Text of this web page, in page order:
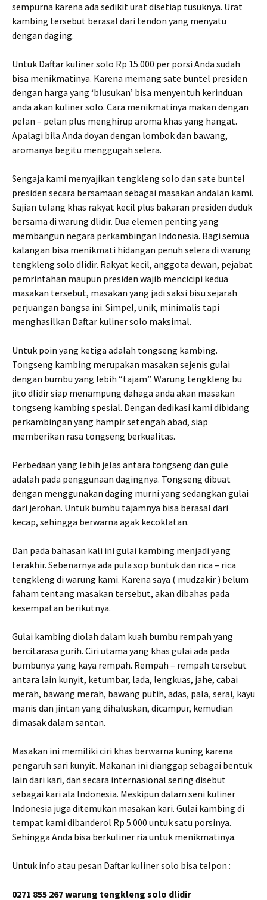
sempurna karena ada sedikit urat disetiap tusuknya. Urat
kambing tersebut berasal dari tendon yang menyatu
dengan daging.
Untuk Daftar kuliner solo Rp 15.000 per porsi Anda sudah
bisa menikmatinya. Karena memang sate buntel presiden
dengan harga yang ‘blusukan’ bisa menyentuh kerinduan
anda akan kuliner solo. Cara menikmatinya makan dengan
pelan – pelan plus menghirup aroma khas yang hangat.
Apalagi bila Anda doyan dengan lombok dan bawang,
aromanya begitu menggugah selera.
Sengaja kami menyajikan tengkleng solo dan sate buntel
presiden secara bersamaan sebagai masakan andalan kami.
Sajian tulang khas rakyat kecil plus bakaran presiden duduk
bersama di warung dlidir. Dua elemen penting yang
membangun negara perkambingan Indonesia. Bagi semua
kalangan bisa menikmati hidangan penuh selera di warung
tengkleng solo dlidir. Rakyat kecil, anggota dewan, pejabat
pemrintahan maupun presiden wajib mencicipi kedua
masakan tersebut, masakan yang jadi saksi bisu sejarah
perjuangan bangsa ini. Simpel, unik, minimalis tapi
menghasilkan Daftar kuliner solo maksimal.
Untuk poin yang ketiga adalah tongseng kambing.
Tongseng kambing merupakan masakan sejenis gulai
dengan bumbu yang lebih “tajam”. Warung tengkleng bu
jito dlidir siap menampung dahaga anda akan masakan
tongseng kambing spesial. Dengan dedikasi kami dibidang
perkambingan yang hampir setengah abad, siap
memberikan rasa tongseng berkualitas.
Perbedaan yang lebih jelas antara tongseng dan gule
adalah pada penggunaan dagingnya. Tongseng dibuat
dengan menggunakan daging murni yang sedangkan gulai
dari jerohan. Untuk bumbu tajamnya bisa berasal dari
kecap, sehingga berwarna agak kecoklatan.
Dan pada bahasan kali ini gulai kambing menjadi yang
terakhir. Sebenarnya ada pula sop buntuk dan rica – rica
tengkleng di warung kami. Karena saya ( mudzakir ) belum
faham tentang masakan tersebut, akan dibahas pada
kesempatan berikutnya.
Gulai kambing diolah dalam kuah bumbu rempah yang
bercitarasa gurih. Ciri utama yang khas gulai ada pada
bumbunya yang kaya rempah. Rempah – rempah tersebut
antara lain kunyit, ketumbar, lada, lengkuas, jahe, cabai
merah, bawang merah, bawang putih, adas, pala, serai, kayu
manis dan jintan yang dihaluskan, dicampur, kemudian
dimasak dalam santan.
Masakan ini memiliki ciri khas berwarna kuning karena
pengaruh sari kunyit. Makanan ini dianggap sebagai bentuk
lain dari kari, dan secara internasional sering disebut
sebagai kari ala Indonesia. Meskipun dalam seni kuliner
Indonesia juga ditemukan masakan kari. Gulai kambing di
tempat kami dibanderol Rp 5.000 untuk satu porsinya.
Sehingga Anda bisa berkuliner ria untuk menikmatinya.
Untuk info atau pesan Daftar kuliner solo bisa telpon :
0271 855 267 warung tengkleng solo dlidir